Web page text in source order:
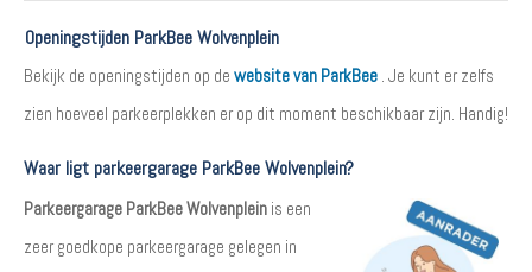
Openingstijden ParkBee Wolvenplein
Bekijk de openingstijden op de website van ParkBee . Je kunt er zelfs
zien hoeveel parkeerplekken er op dit moment beschikbaar zijn. Handig!
Waar ligt parkeergarage ParkBee Wolvenplein?
Parkeergarage ParkBee Wolvenplein is een
zeer goedkope parkeergarage gelegen in